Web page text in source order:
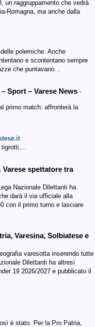
un raggruppamento che vedrà
Romagna, ma anche dalla
polemiche. Anche
e scontentano sempre
che puntavano…
Sport – Varese News -
primo match: affronterà la
tigrotti…
Varese spettatore tra
Nazionale Dilettanti ha
darà il via ufficiale alla
con il primo turno e lasciare
Varesina, Solbiatese e
varesotta inserendo tutte
Dilettanti ha altresì
19 2026/2027 e pubblicato il
è stato. Per la Pro Patria,